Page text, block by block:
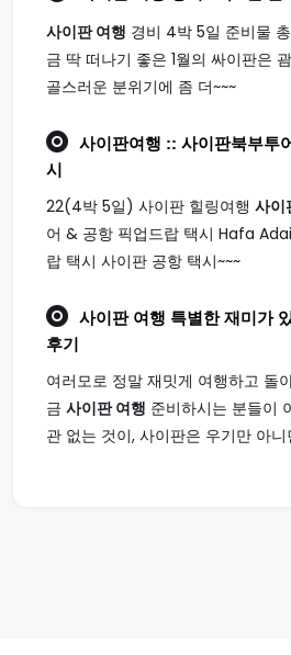
사이판 여행 경비 4박 5일 준비물
금 딱 떠나기 좋은 1월의 싸이판은
골스러운 분위기에 좀 더~~~
사이판여행 :: 사이판북부투
시
22(4박 5일) 사이판 힐링여행 사이
어 & 공항 픽업드랍 택시 Hafa
랍 택시 사이판 공항 택시~~~
사이판 여행 특별한 재미가
후기
여러모로 정말 재밋게 여행하고 돌
금 사이판 여행 준비하시는 분들이
관 없는 것이, 사이판은 우기만 아니